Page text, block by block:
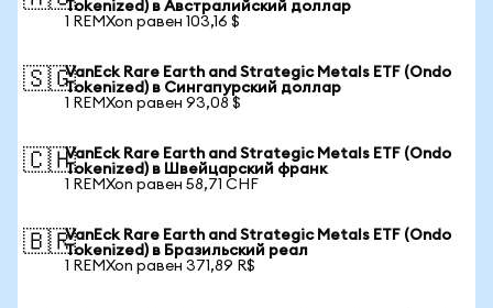
Tokenized) в Австралийский доллар
1 REMXon равен 103,16 $
🇸🇬VanEck Rare Earth and Strategic Metals ETF (Ondo
Tokenized) в Сингапурский доллар
1 REMXon равен 93,08 $
🇨🇭VanEck Rare Earth and Strategic Metals ETF (Ondo
Tokenized) в Швейцарский франк
1 REMXon равен 58,71 CHF
🇧🇷VanEck Rare Earth and Strategic Metals ETF (Ondo
Tokenized) в Бразильский реал
1 REMXon равен 371,89 R$